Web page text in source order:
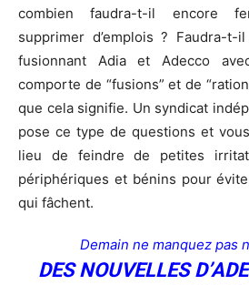
combien faudra-t-il encore
supprimer d’emplois ? Faudra-
fusionnant Adia et Adecco
comporte de “fusions” et de
que cela signifie. Un syndicat
pose ce type de questions et
lieu de feindre de petites
périphériques et bénins pour
qui fâchent.
Demain ne manquez pas
DES NOUVELLES